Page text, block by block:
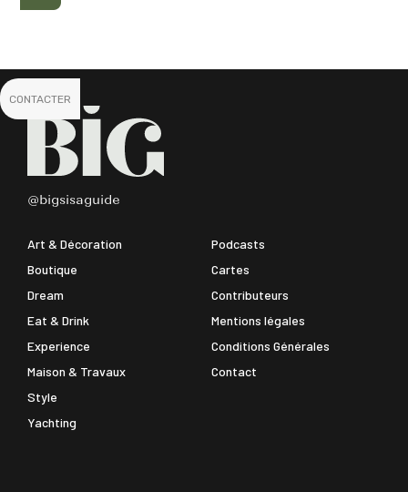
CONTACTER
@bigsisaguide
Art & Décoration
Boutique
Dream
Eat & Drink
Experience
Maison & Travaux
Style
Yachting
Podcasts
Cartes
Contributeurs
Mentions légales
Conditions Générales
Contact